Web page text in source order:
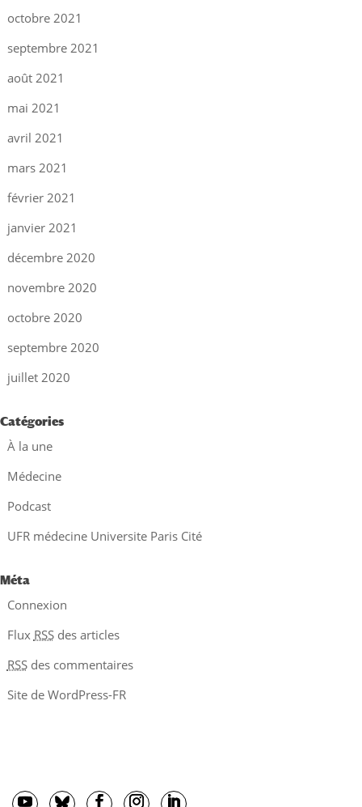
octobre 2021
septembre 2021
août 2021
mai 2021
avril 2021
mars 2021
février 2021
janvier 2021
décembre 2020
novembre 2020
octobre 2020
septembre 2020
juillet 2020
Catégories
À la une
Médecine
Podcast
UFR médecine Universite Paris Cité
Méta
Connexion
Flux RSSdes articles
RSSdes commentaires
Site de WordPress-FR